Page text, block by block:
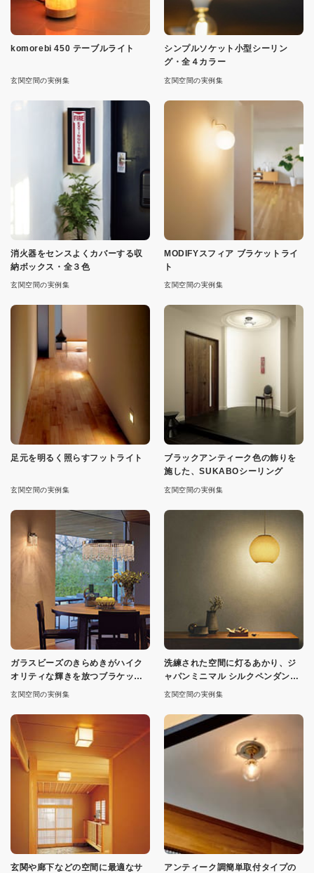
komorebi 450 テーブルライト
玄関空間の実例集
シンプルソケット小型シーリン
グ・全４カラー
玄関空間の実例集
消火器をセンスよくカバーする収
納ボックス・全３色
玄関空間の実例集
MODIFYスフィア ブラケットライ
ト
玄関空間の実例集
足元を明るく照らすフットライト
玄関空間の実例集
ブラックアンティーク色の飾りを
施した、SUKABOシーリング
玄関空間の実例集
ガラスビーズのきらめきがハイク
オリティな輝きを放つブラケット
ライト
玄関空間の実例集
洗練された空間に灯るあかり、ジ
ャパンミニマル シルクペンダン
ト・各2色
玄関空間の実例集
玄関や廊下などの空間に最適なサ
アンティーク調簡単取付タイプの